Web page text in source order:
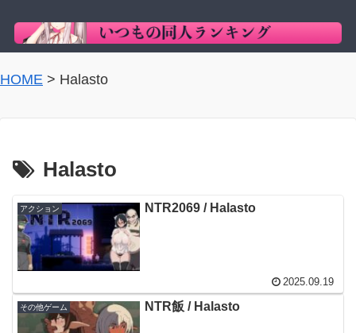
HOME > Halasto
Halasto
アクション NTR2069 / Halasto
2025.09.19
その他ゲーム NTR飯 / Halasto